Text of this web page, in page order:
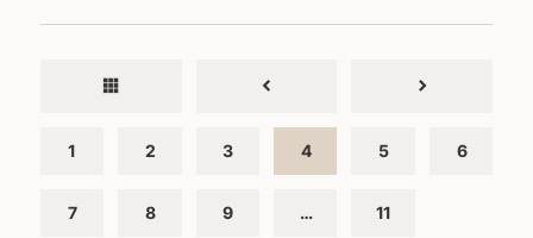
apps chevron_left chevron_right
1 2 3 4 5 6
7 8 9 … 11